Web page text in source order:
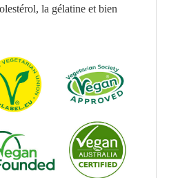
la gélatine et bien